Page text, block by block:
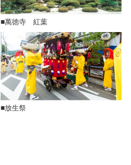
■萬徳寺 紅葉
■放生祭